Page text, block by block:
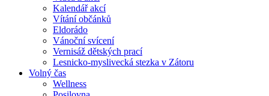
Kalendář akcí
Vítání občánků
Eldorádo
Vánoční svícení
Vernisáž dětských prací
Lesnicko-myslivecká stezka v Zátoru
Volný čas
Wellness